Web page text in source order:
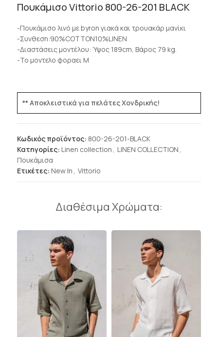
Πουκάμισο Vittorio 800-26-201 BLACK
-Πουκάμισο λινό με byron γιακά και τρουακάρ μανίκι
-Συνθεση:90%COTTON10%LINEN
-Διαστάσεις μοντέλου: Ύψος 189cm, Βάρος 79 kg.
-Το μοντελο φοραει M
** Αποκλειστικά για πελάτες Χονδρικής!
Κωδικός προϊόντος: 800-26-201-BLACK
Κατηγορίες: Linen collection , LINEN COLLECTION ,
Πουκάμισα
Ετικέτες: New In , Vittorio
Διαθέσιμα Χρώματα: